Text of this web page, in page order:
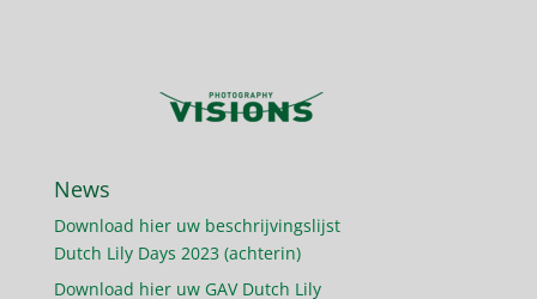
News
Download hier uw beschrijvingslijst
Dutch Lily Days 2023 (achterin)
Download hier uw GAV Dutch Lily